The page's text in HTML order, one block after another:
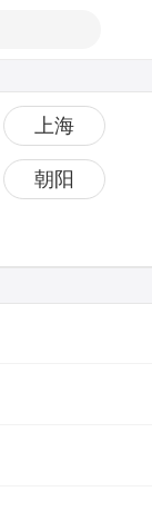
上海
朝阳